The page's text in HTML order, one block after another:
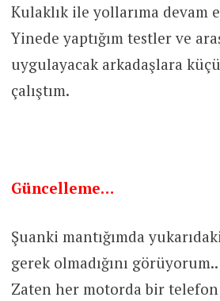
Kulaklık ile yollarıma devam
Yinede yaptığım testler ve
uygulayacak arkadaşlara
çalıştım.
Güncelleme…
Şuanki mantığımda
gerek olmadığını görüyorum..
Zaten her motorda bir